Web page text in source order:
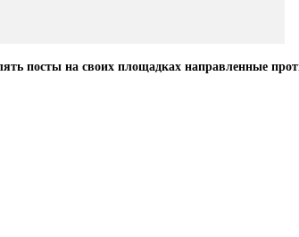
посты на своих площадках направленные